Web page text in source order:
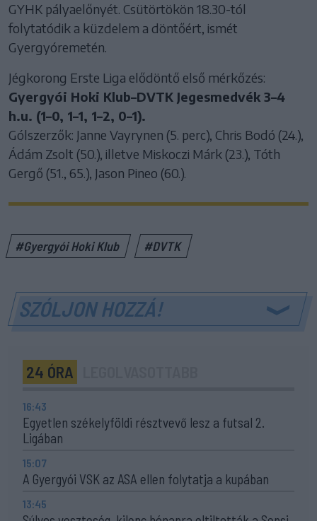
GYHK pályaelőnyét. Csütörtökön 18.30-tól
folytatódik a küzdelem a döntőért, ismét
Gyergyóremetén.
Jégkorong Erste Liga elődöntő első mérkőzés:
Gyergyói Hoki Klub–DVTK Jegesmedvék 3–4
h.u. (1–0, 1–1, 1–2, 0–1).
Gólszerzők: Janne Vayrynen (5. perc), Chris Bodó (24.),
Ádám Zsolt (50.), illetve Miskoczi Márk (23.), Tóth
Gergő (51., 65.), Jason Pineo (60.).
#Gyergyói Hoki Klub #DVTK
SZÓLJON HOZZÁ!
24 ÓRA
16:43
Egyetlen székelyföldi résztvevő lesz a futsal 2.
Ligában
15:07
A Gyergyói VSK az ASA ellen folytatja a kupában
13:45